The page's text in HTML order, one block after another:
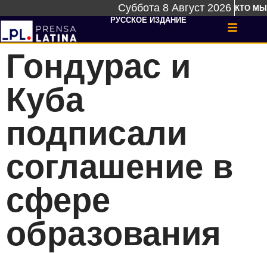
Суббота 8 Август 2026 КТО МЫ
РУССКОЕ ИЗДАНИЕ
Гондурас и
Куба
подписали
соглашение в
сфере
образования